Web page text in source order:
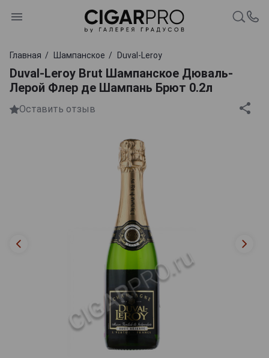
Главная Шампанское Duval-Leroy
Duval-Leroy Brut Шампанское Дюваль-
Лерой Флер де Шампань Брют 0.2л
Оставить отзыв